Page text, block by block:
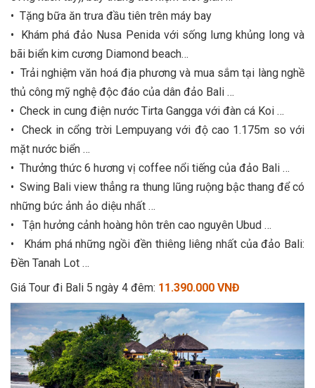
• Tặng bữa ăn trưa đầu tiên trên máy bay
• Khám phá đảo Nusa Penida với sống lưng khủng long và
bãi biển kim cương Diamond beach…
• Trải nghiệm văn hoá địa phương và mua sắm tại làng nghề
thủ công mỹ nghệ độc đáo của dân đảo Bali …
• Check in cung điện nước Tirta Gangga với đàn cá Koi …
• Check in cổng trời Lempuyang với độ cao 1.175m so với
mặt nước biển …
• Thưởng thức 6 hương vị coffee nổi tiếng của đảo Bali …
• Swing Bali view thẳng ra thung lũng ruộng bậc thang để có
những bức ảnh ảo diệu nhất …
• Tận hưởng cảnh hoàng hôn trên cao nguyên Ubud …
• Khám phá những ngồi đền thiêng liêng nhất của đảo Bali:
Đền Tanah Lot …
Giá Tour đi Bali 5 ngày 4 đêm: 11.390.000 VNĐ